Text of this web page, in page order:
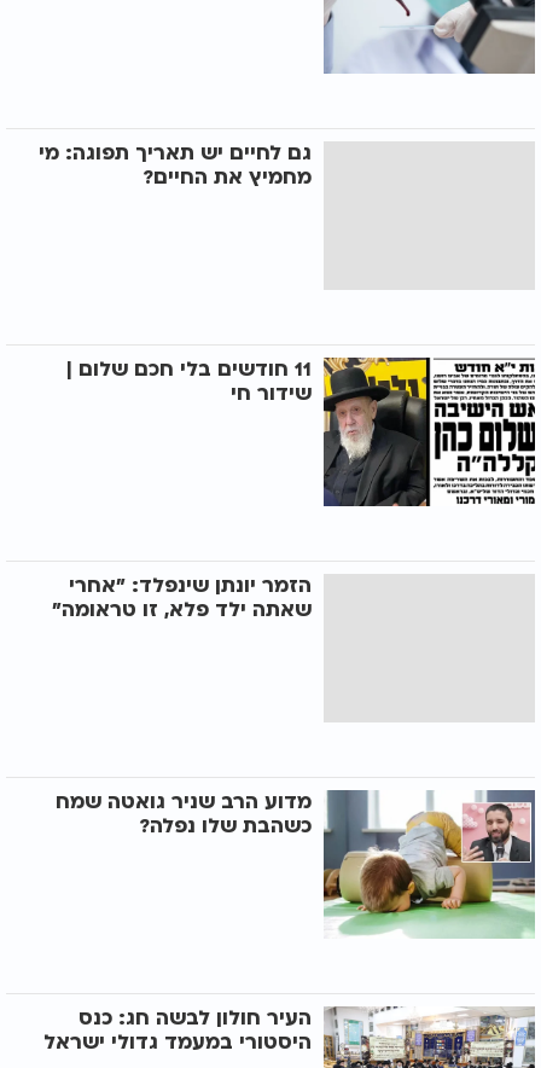
גם לחיים יש תאריך תפוגה: מי
מחמיץ את החיים?
11 חודשים בלי חכם שלום |
שידור חי
הזמר יונתן שינפלד: "אחרי
שאתה ילד פלא, זו טראומה"
מדוע הרב שניר גואטה שמח
כשהבת שלו נפלה?
העיר חולון לבשה חג: כנס
היסטורי במעמד גדולי ישראל